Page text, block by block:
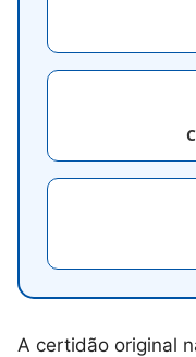
A certidão original